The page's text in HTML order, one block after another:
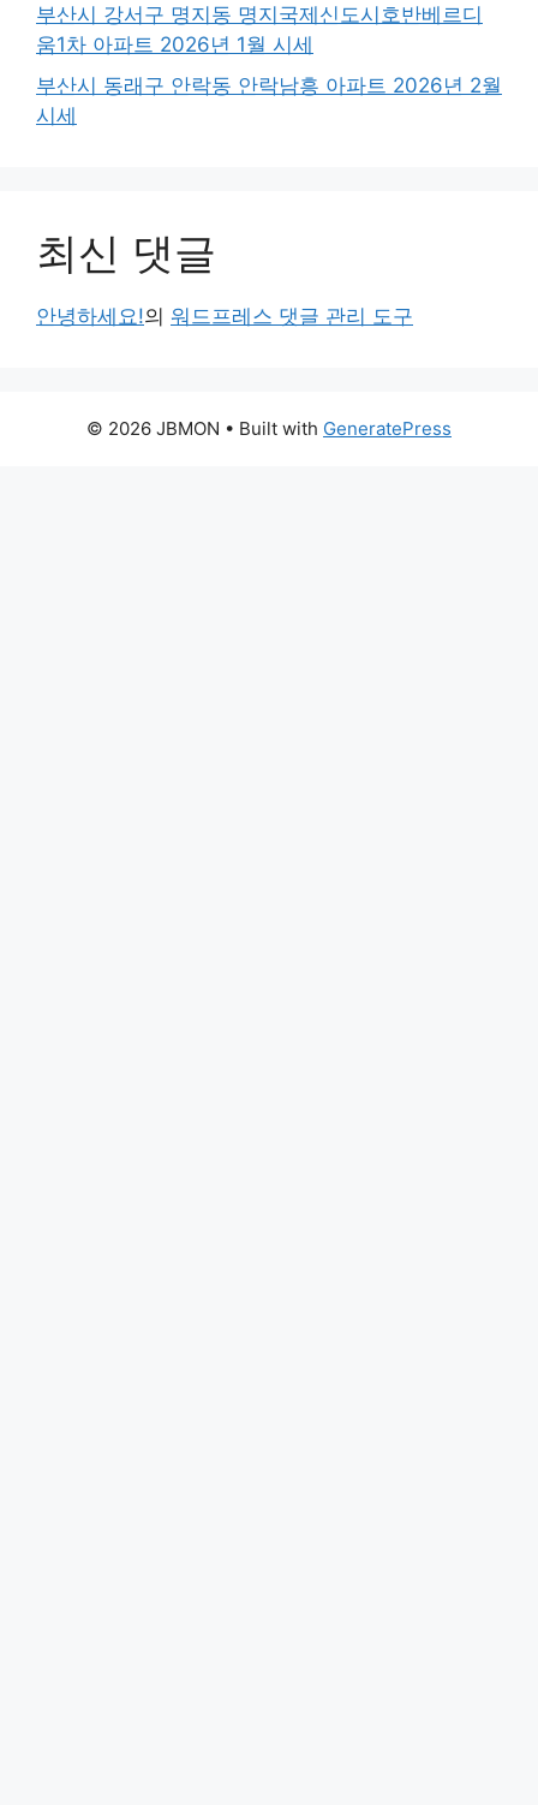
부산시 강서구 명지동 명지국제신도시호반베르디
움1차 아파트 2026년 1월 시세
부산시 동래구 안락동 안락남흥 아파트 2026년 2월
시세
최신 댓글
안녕하세요!의 워드프레스 댓글 관리 도구
© 2026 JBMON • Built with GeneratePress